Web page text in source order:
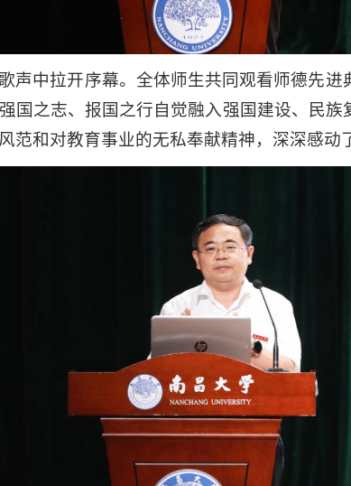
声中拉开序幕。全体师生共同观看师德先
国之志、报国之行自觉融入强国建设、民
范和对教育事业的无私奉献精神，深深感动